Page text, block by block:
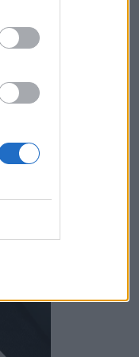
ενός